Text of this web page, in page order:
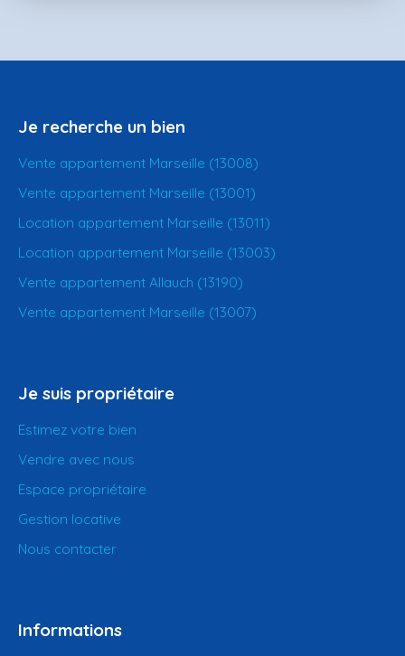
Je recherche un bien
Vente appartement Marseille (13008)
Vente appartement Marseille (13001)
Location appartement Marseille (13011)
Location appartement Marseille (13003)
Vente appartement Allauch (13190)
Vente appartement Marseille (13007)
Je suis propriétaire
Estimez votre bien
Vendre avec nous
Espace propriétaire
Gestion locative
Nous contacter
Informations